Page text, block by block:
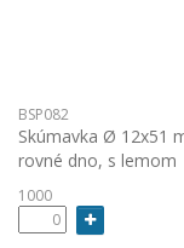
BSP082
Skúmavka Ø 12x51
rovné dno, s lemom
1000